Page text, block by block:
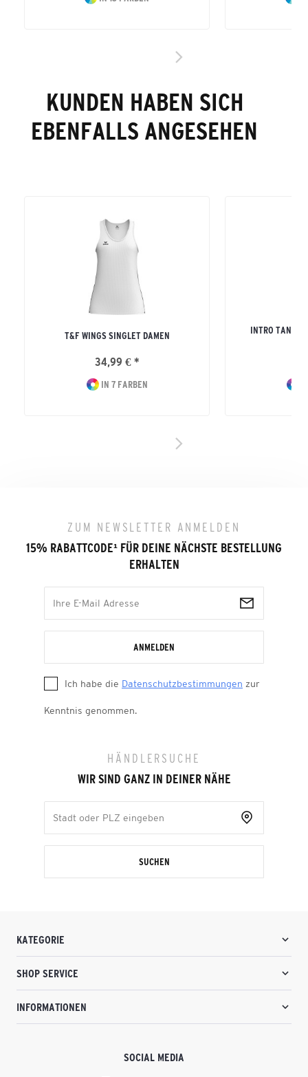
KUNDEN HABEN SICH
EBENFALLS ANGESEHEN
T&F WINGS SINGLET DAMEN
34,99 € *
IN 7 FARBEN
INTRO TANK
ZUM NEWSLETTER ANMELDEN
15% RABATTCODE¹ FÜR DEINE NÄCHSTE BESTELLUNG
ERHALTEN
ANMELDEN
Ich habe die Datenschutzbestimmungen zur
Kenntnis genommen.
HÄNDLERSUCHE
WIR SIND GANZ IN DEINER NÄHE
SUCHEN
KATEGORIE
SHOP SERVICE
INFORMATIONEN
SOCIAL MEDIA